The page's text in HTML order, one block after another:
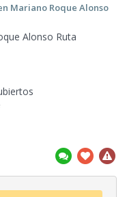
Mariano Roque Alonso
Alonso Ruta